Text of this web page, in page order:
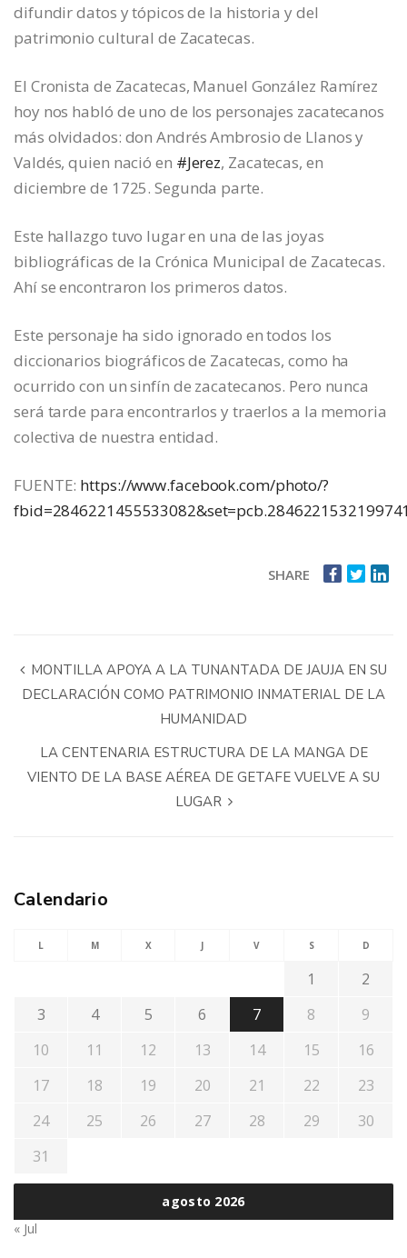
difundir datos y tópicos de la historia y del
patrimonio cultural de Zacatecas.
El Cronista de Zacatecas, Manuel González Ramírez
hoy nos habló de uno de los personajes zacatecanos
más olvidados: don Andrés Ambrosio de Llanos y
Valdés, quien nació en #Jerez, Zacatecas, en
diciembre de 1725. Segunda parte.
Este hallazgo tuvo lugar en una de las joyas
bibliográficas de la Crónica Municipal de Zacatecas.
Ahí se encontraron los primeros datos.
Este personaje ha sido ignorado en todos los
diccionarios biográficos de Zacatecas, como ha
ocurrido con un sinfín de zacatecanos. Pero nunca
será tarde para encontrarlos y traerlos a la memoria
colectiva de nuestra entidad.
FUENTE: https://www.facebook.com/photo/?
SHARE
MONTILLA APOYA A LA TUNANTADA DE JAUJA EN SU
DECLARACIÓN COMO PATRIMONIO INMATERIAL DE LA
HUMANIDAD
LA CENTENARIA ESTRUCTURA DE LA MANGA DE
VIENTO DE LA BASE AÉREA DE GETAFE VUELVE A SU
LUGAR
Calendario
agosto 2026
L M X J V S D
1
2
3
4 5 6 7 8
9
10
11 12 13 14 15
16
17
18 19 20 21 22
23
24
25 26 27 28 29
30
31
« Jul